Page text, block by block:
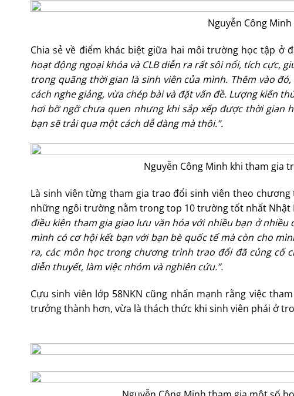
Nguyễn Công
Chia sẻ về điểm khác biệt giữa hai môi trường học tập ở
hoạt động ngoại khóa và CLB diễn ra rất sôi nổi, tích cực,
trong quãng thời gian là sinh viên của mình. Thêm vào
cách nghe giảng, vừa chép bài và đặt vấn đề. Lượng kiến
hơi bỡ ngỡ chưa quen nhưng khi sắp xếp được thời gian
bạn sẽ trải qua một cách dễ dàng mà thôi.”.
Nguyễn Công Minh khi tham gia
Là sinh viên từng tham gia trao đổi sinh viên theo
những ngôi trường nằm trong top 10 trường tốt nhất Nhật
điều kiện tham gia giao lưu văn hóa với nhiều bạn ở
mình có cơ hội kết bạn với bạn bè quốc tế mà còn cho
ra, các môn học trong chương trình trao đổi đã củng cố
diễn thuyết, làm việc nhóm và nghiên cứu.”.
Cựu sinh viên lớp 58NKN cũng nhấn mạnh rằng việc
trưởng thành hơn, vừa là thách thức khi sinh viên phải ở